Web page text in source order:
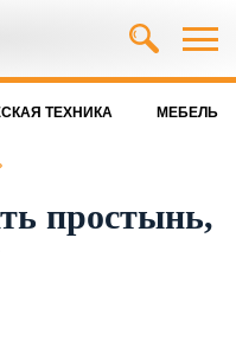
ТЕХНИКА МЕБЕЛЬ
простынь,